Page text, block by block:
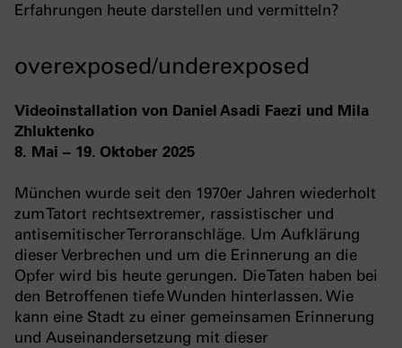
Erfahrungen heute darstellen und vermitteln?
overexposed/underexposed
Videoinstallation von Daniel Asadi Faezi und Mila
Zhluktenko
8. Mai – 19. Oktober 2025
München wurde seit den 1970er Jahren wiederholt
zum Tatort rechtsextremer, rassistischer und
antisemitischer Terroranschläge. Um Aufklärung
dieser Verbrechen und um die Erinnerung an die
Opfer wird bis heute gerungen. Die Taten haben bei
den Betroffenen tiefe Wunden hinterlassen. Wie
kann eine Stadt zu einer gemeinsamen Erinnerung
und Auseinandersetzung mit dieser